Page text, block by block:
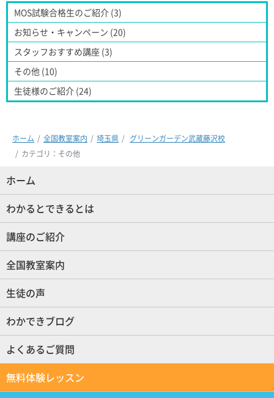
MOS試験合格生のご紹介 (3)
お知らせ・キャンペーン (20)
スタッフおすすめ講座 (3)
その他 (10)
生徒様のご紹介 (24)
ホーム 全国教室案内 埼玉県
グリーンガーデン武蔵藤沢校
カテゴリ：その他
ホーム
わかるとできるとは
講座のご紹介
全国教室案内
生徒の声
わかできブログ
よくあるご質問
無料体験レッスン